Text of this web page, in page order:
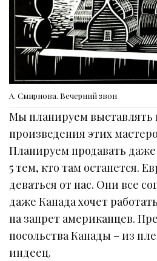
А. Смирнова. Вечерний звон
Мы планируем выставлять
произведения этих
Планируем продавать
5 тем, кто там останется.
деваться от нас. Они все
даже Канада хочет
на запрет американцев.
посольства Канады – из
индеец.